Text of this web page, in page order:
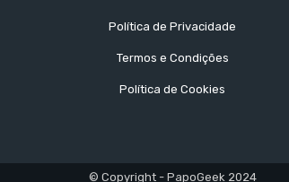
Política de Privacidade
Termos e Condições
Política de Cookies
© Copyright - PapoGeek 2024